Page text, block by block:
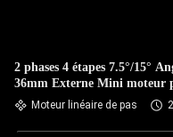
2 phases 4 étapes 7.5°/15°
36mm Externe Mini moteur
Moteur linéaire de pas